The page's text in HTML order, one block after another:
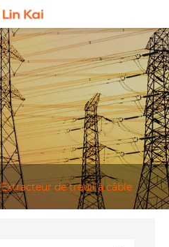
Extracteur de treuil à câble